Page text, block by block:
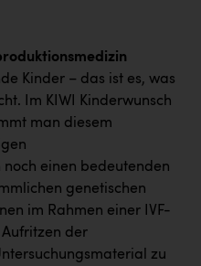
Institute
Kinder – das ist es, was
Im KIWI Kinderwunsch
man diesem
einen bedeutenden
genetischen
im Rahmen einer IVF-
der
zu